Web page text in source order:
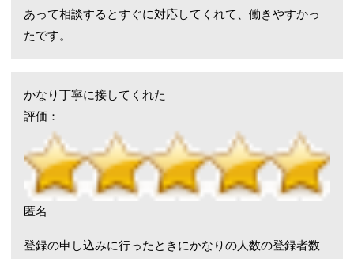
あって相談するとすぐに対応してくれて、働きやすかっ
たです。
かなり丁寧に接してくれた
評価：
匿名
登録の申し込みに行ったときにかなりの人数の登録者数